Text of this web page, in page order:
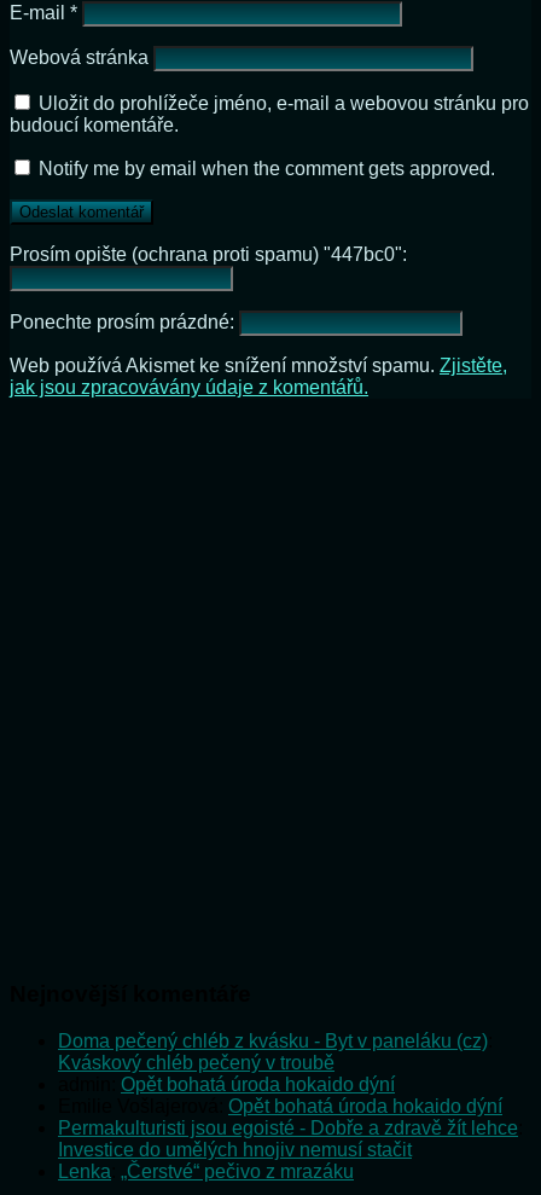
E-mail *
Webová stránka
Uložit do prohlížeče jméno, e-mail a webovou stránku pro
budoucí komentáře.
Notify me by email when the comment gets approved.
Prosím opište (ochrana proti spamu) "447bc0":
Ponechte prosím prázdné:
Web používá Akismet ke snížení množství spamu. Zjistěte,
jak jsou zpracovávány údaje z komentářů.
Doma pečený chléb z kvásku - Byt v paneláku (cz)
Kváskový chléb pečený v troubě
Opět bohatá úroda hokaido dýní
Opět bohatá úroda hokaido dýní
Permakulturisti jsou egoisté - Dobře a zdravě žít lehce
Investice do umělých hnojiv nemusí stačit
Lenka „Čerstvé“ pečivo z mrazáku